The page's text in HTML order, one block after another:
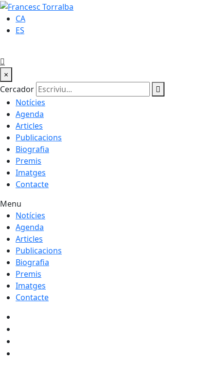
CA
ES
×
Cercador
Notícies
Agenda
Articles
Publicacions
Biografia
Premis
Imatges
Contacte
Menu
Notícies
Agenda
Articles
Publicacions
Biografia
Premis
Imatges
Contacte